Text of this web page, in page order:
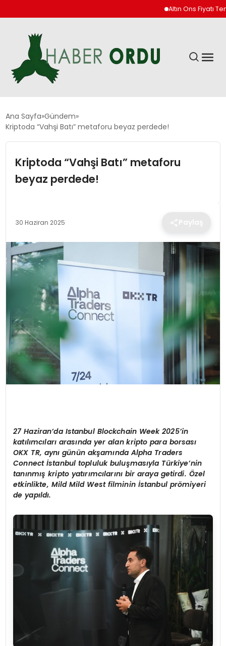
Altın Ons Fiyatı
GÜNDEM
DÜNYA
EKONOMI
EĞITIM
MAGAZIN
SPOR
YAŞAM
Ana Sayfa Gündem
Kriptoda “Vahşi Batı” metaforu beyaz perdede!
Kriptoda “Vahşi Batı” metaforu
beyaz perdede!
30 Haziran 2025
27 Haziran’da Istanbul Blockchain Week 2025’in
katılımcıları arasında yer alan kripto para borsası
OKX TR, aynı günün akşamında Alpha Traders
Connectİstanbul topluluk buluşmasıyla Türkiye’nin
tanınmış kripto yatırımcılarını bir araya getirdi. Özel
etkinlikte, Mild Mild West filminin İstanbul prömiyeri
de yapıldı.